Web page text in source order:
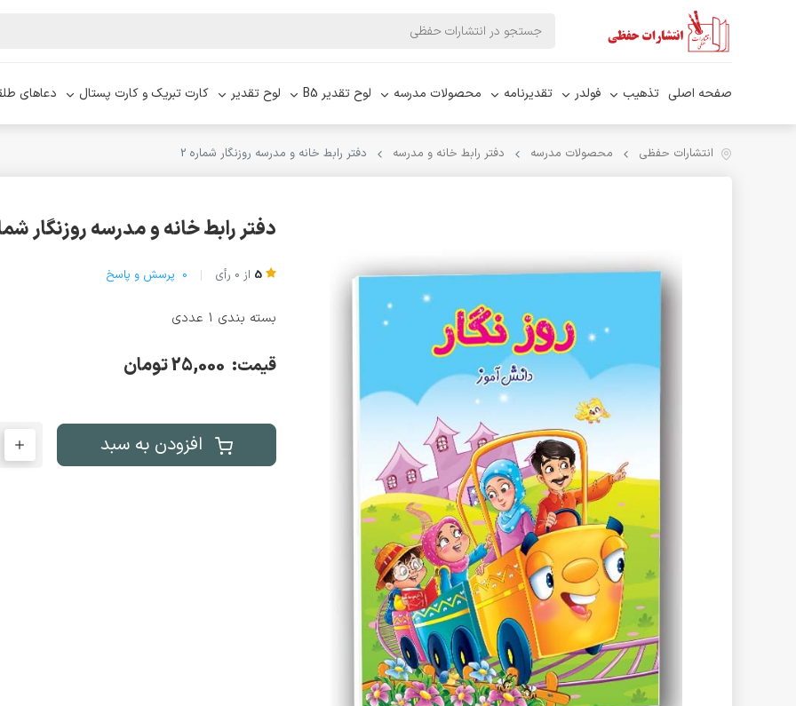
صفحه اصلی تذهیب فولدر تقدیرنامه محصولات مدرسه لوح تقدیر B5 لوح تقدیر کارت تبریک و کارت پستال دعاهای
انتشارات حفظی محصولات مدرسه دفتر رابط خانه و مدرسه دفتر رابط خانه و مدرسه روزنگار شماره 2
دفتر رابط خانه و مدرسه روزنگار
5 از 0 رأی 0 پرسش و پاسخ
بسته بندی 1 عددی
قیمت: 25,000 تومان
افزودن به سبد